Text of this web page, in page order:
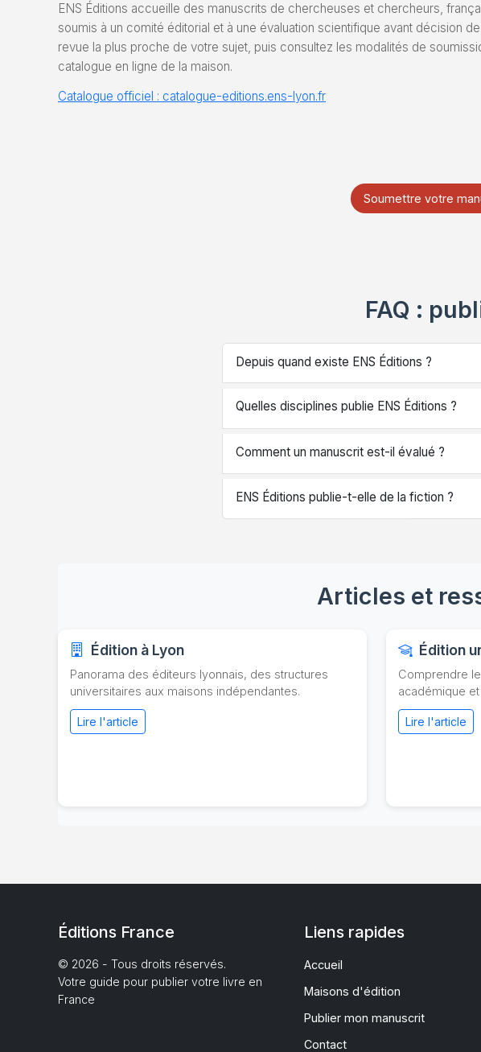
ENS Éditions accueille des manuscrits de chercheuses et chercheurs,
soumis à un comité éditorial et à une évaluation scientifique avant décision
revue la plus proche de votre sujet, puis consultez les modalités de
catalogue en ligne de la maison.
Catalogue officiel : catalogue-editions.ens-lyon.fr
Soumettre votre
FAQ :
Depuis quand existe ENS Éditions ?
Quelles disciplines publie ENS Éditions ?
Comment un manuscrit est-il évalué ?
ENS Éditions publie-t-elle de la fiction ?
Articles et
Édition à Lyon
Panorama des éditeurs lyonnais, des structures
universitaires aux maisons indépendantes.
Lire l'article
Édition
Comprendre
académique
Lire l'article
Éditions France
© 2026 - Tous droits réservés.
Votre guide pour publier votre livre en
France
Liens rapides
Accueil
Maisons d'édition
Publier mon manuscrit
Contact